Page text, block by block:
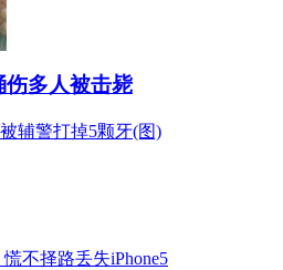
多人被击毙
辅警打掉5颗牙(图)
不择路丢失iPhone5